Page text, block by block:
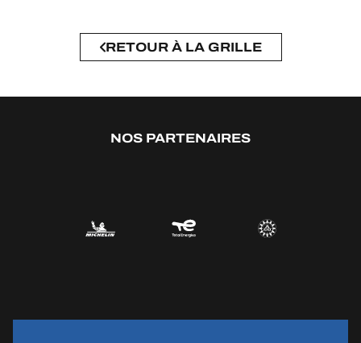
RETOUR À LA GRILLE
NOS PARTENAIRES